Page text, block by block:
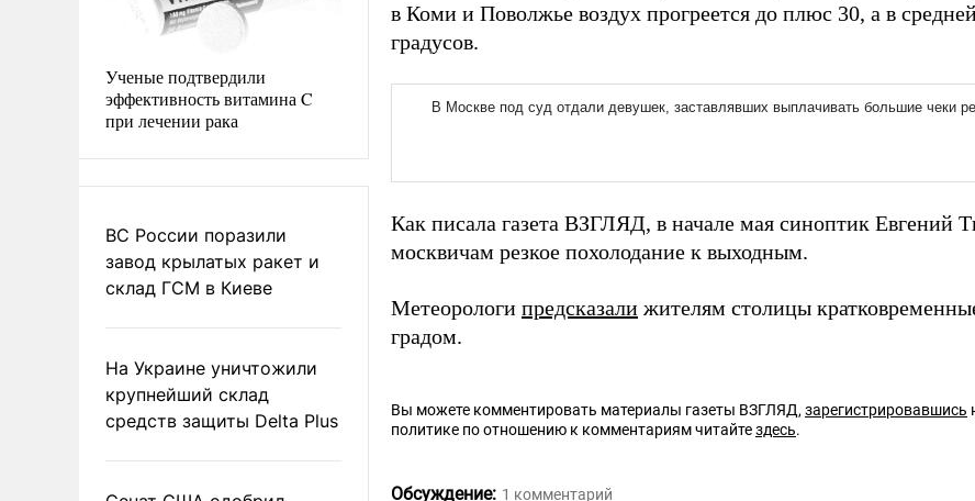
Ученые подтвердили
эффективность витамина C
при лечении рака
ВС России поразили
завод крылатых ракет и
склад ГСМ в Киеве
На Украине уничтожили
крупнейший склад
средств защиты Delta Plus
в Коми и Поволжье воздух прогреется до плюс 30, а в
градусов.
Как писала газета ВЗГЛЯД, в начале мая синоптик Евгений
москвичам резкое похолодание к выходным.
Метеорологи предсказали жителям столицы
градом.
Вы можете комментировать материалы газеты ВЗГЛЯД, зарегистрировавшись
политике по отношению к комментариям читайтездесь.
Обсуждение: 1 комментарий